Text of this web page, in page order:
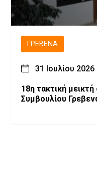
ΓΡΕΒΕΝΆ
31 Ιουλίου 2026
18η τακτική
Συμβουλίου